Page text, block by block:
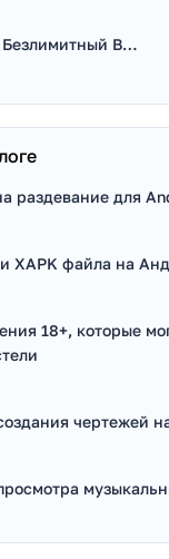
NotVPN - Безлимитный ВПН | VPN
раздевание для
XAPK файла на
18+, которые
чертежей